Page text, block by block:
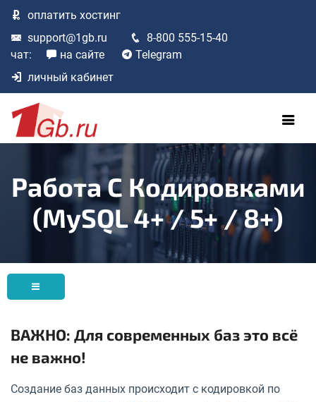
оплатить хостинг
support@1gb.ru
8-800 555-15-40
чат:
на сайте
Telegram
личный кабинет
Работа С Кодировками
(mySQL 4+ / 5+ / 8+)
ВАЖНО: Для современных баз это всё
не важно!
Создание баз данных происходит с кодировкой по